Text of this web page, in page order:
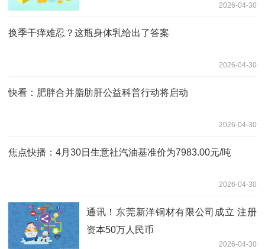
2026-04-30
换季干痒难忍？这瓶身体乳给出了答案
2026-04-30
快看：肥胖合并脂肪肝公益科普行动将启动
2026-04-30
焦点快播：4月30日生意社汽油基准价为7983.00元/吨
2026-04-30
通讯！东莞新洋铜材有限公司成立 注册
资本50万人民币
2026-04-30